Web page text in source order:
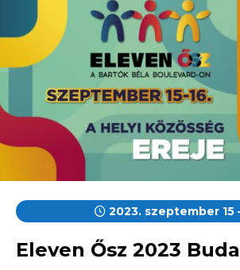
2023. szeptember 15
Eleven Ősz 2023